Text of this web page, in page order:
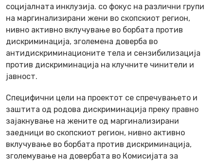
социјалната инклузија. со фокус на различни групи
на маргинализирани жени во скопскиот регион,
нивно активно вклучување во борбата против
дискриминација, зголемена доверба во
антидискриминационите тела и сензибилизација
против дискриминација на клучните чинители и
јавност.
Специфични цели на проектот се спречувањето и
заштита од родова дискриминација преку правно
зајакнување на жените од маргинализирани
заедници во скопскиот регион, нивно активно
вклучување во борбата против дискриминација,
зголемување на довербата во Комисијата за